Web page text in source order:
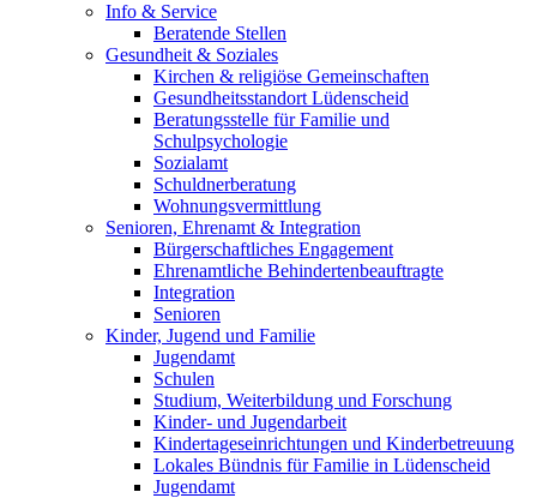
Info & Service
Beratende Stellen
Gesundheit & Soziales
Kirchen & religiöse Gemeinschaften
Gesundheitsstandort Lüdenscheid
Beratungsstelle für Familie und
Schulpsychologie
Sozialamt
Schuldnerberatung
Wohnungsvermittlung
Senioren, Ehrenamt & Integration
Bürgerschaftliches Engagement
Ehrenamtliche Behindertenbeauftragte
Integration
Senioren
Kinder, Jugend und Familie
Jugendamt
Schulen
Studium, Weiterbildung und Forschung
Kinder- und Jugendarbeit
Kindertageseinrichtungen und Kinderbetreuung
Lokales Bündnis für Familie in Lüdenscheid
Jugendamt